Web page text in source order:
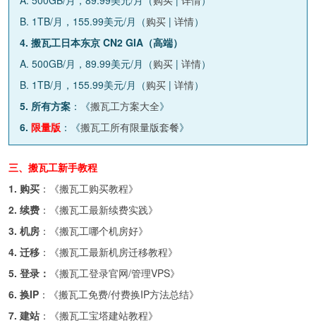
B. 1TB/月，155.99美元/月（购买 | 详情）
4. 搬瓦工日本东京 CN2 GIA（高端）
A. 500GB/月，89.99美元/月（购买 | 详情）
B. 1TB/月，155.99美元/月（购买 | 详情）
5. 所有方案 ：《搬瓦工方案大全》
6. 限量版 ：《搬瓦工所有限量版套餐》
三、搬瓦工新手教程
1. 购买 ：《搬瓦工购买教程》
2. 续费 ：《搬瓦工最新续费实践》
3. 机房 ：《搬瓦工哪个机房好》
4. 迁移 ：《搬瓦工最新机房迁移教程》
5. 登录：
《搬瓦工登录官网/管理VPS》
6. 换IP ：《搬瓦工免费/付费换IP方法总结》
7. 建站 ：《搬瓦工宝塔建站教程》